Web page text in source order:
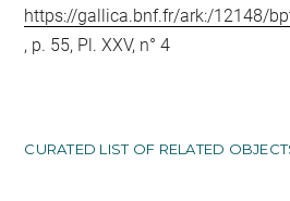
https://gallica.bnf.fr/ark:/12148/
, p. 55, Pl. XXV, n° 4
CURATED LIST OF RELATED